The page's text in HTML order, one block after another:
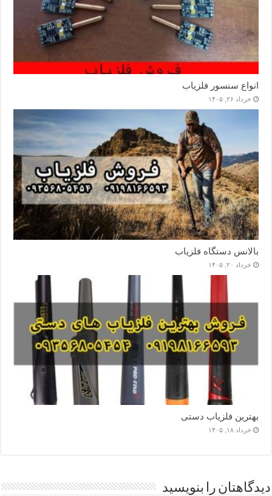
انواع سنسور فلزیاب
خرداد ۲۶, ۱۴۰۵
بالانس دستگاه فلزیاب
خرداد ۲۰, ۱۴۰۵
بهترین فلزیاب دستی
خرداد ۱۸, ۱۴۰۵
دیدگاهتان را بنویسید